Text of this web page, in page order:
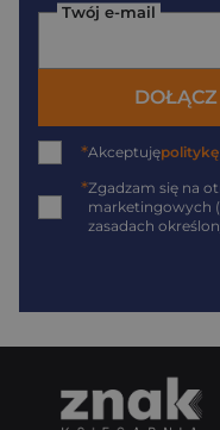
Twój e-mail
*Akceptuję
*Zgadzam się na
marketingowych
zasadach